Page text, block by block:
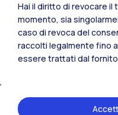
Polimi Community
Tutti i siti dell’ecosistema
Hai il diritto di revocare il
momento, sia
caso di revoca del
raccolti legalmente fino
essere trattati dal